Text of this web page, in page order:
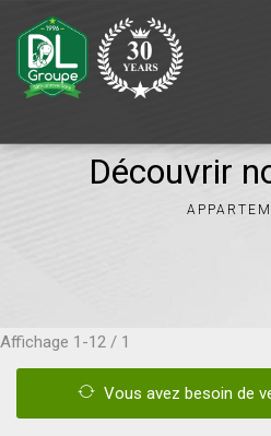
Découvrir
Vous avez besoin de
Affichage 1-12 / 1